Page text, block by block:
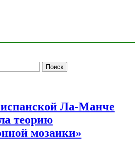
Ла-Манче
теорию
мозаики»